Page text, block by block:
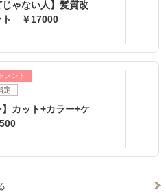
じゃない人】髪質改
ト ￥17000
メント
定
】カット+カラー+ケ